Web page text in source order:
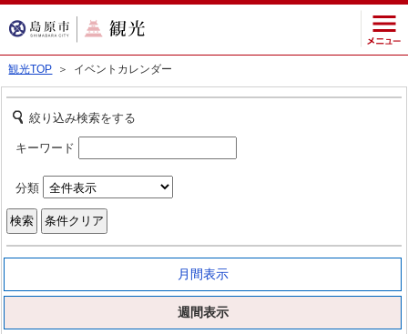
観光TOP ＞ イベントカレンダー
絞り込み検索をする
キーワード
分類
月間表示
週間表示